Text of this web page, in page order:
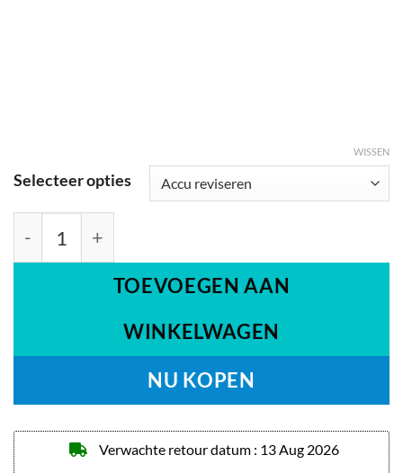
Selecteer opties
WISSEN
TOEVOEGEN AAN
WINKELWAGEN
NU KOPEN
Verwachte retour datum : 13 Aug 2026